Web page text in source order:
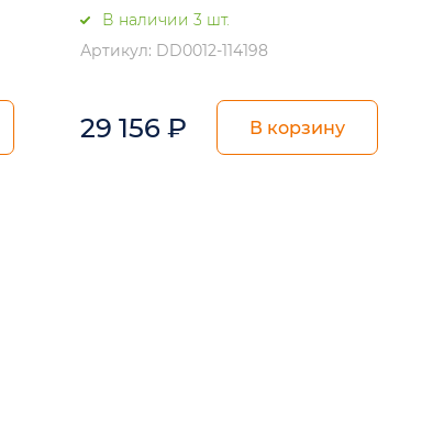
В наличии 3 шт.
Артикул: DD0012-114198
29 156 ₽ В корзину